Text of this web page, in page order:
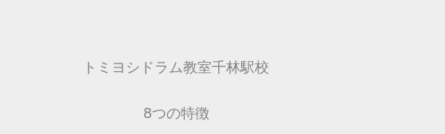
トミヨシドラム教室千林駅校
8つの特徴